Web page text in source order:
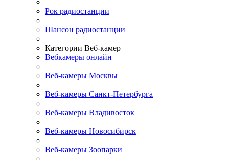
Рок радиостанции
Шансон радиостанции
Категории Веб-камер
Вебкамеры онлайн
Веб-камеры Москвы
Веб-камеры Санкт-Петербурга
Веб-камеры Владивосток
Веб-камеры Новосибирск
Веб-камеры Зоопарки